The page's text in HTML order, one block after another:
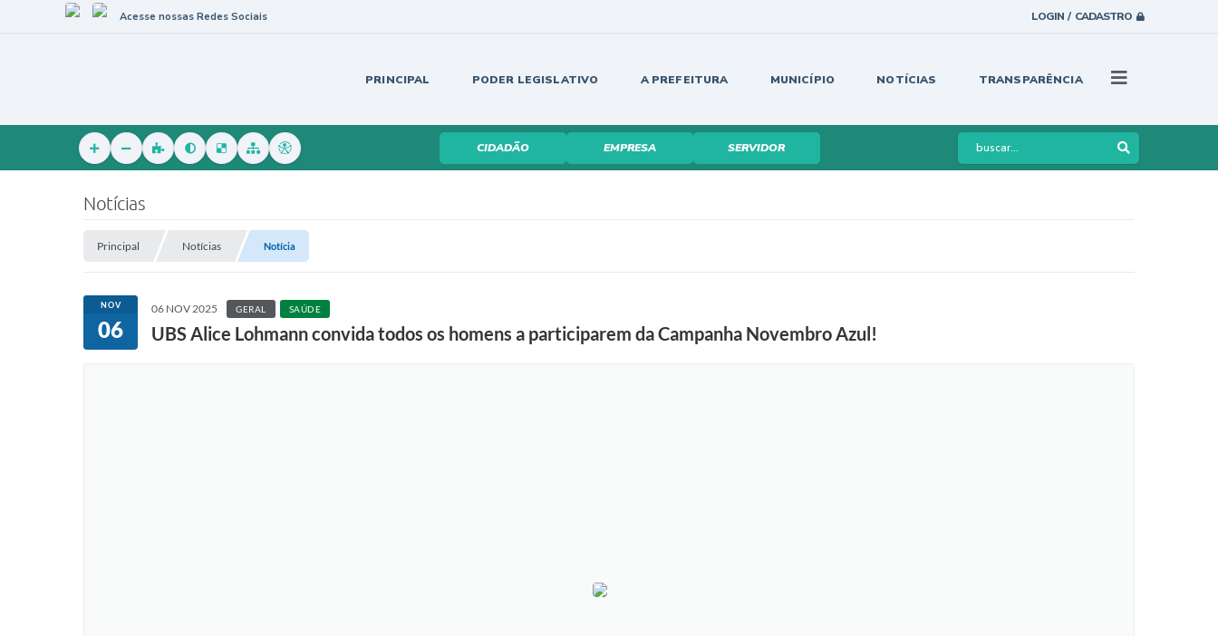
LOGIN / CADASTRO
Acesse nossas Redes Sociais
PRINCIPAL PODER LEGISLATIVO A PREFEITURA MUNICÍPIO NOTÍCIAS TRANSPARÊNCIA
CIDADÃO EMPRESA SERVIDOR
Notícias
Principal Notícias Notícia
NOV
06
06 NOV 2025 GERAL SAÚDE
UBS Alice Lohmann convida todos os homens a participarem da Campanha Novembro Azul!